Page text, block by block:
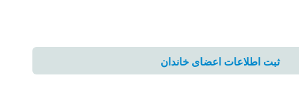
ثبت اطلاعات اعضای خاندان